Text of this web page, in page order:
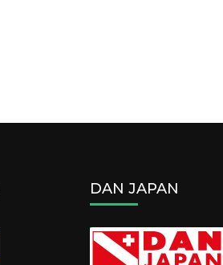
DAN JAPAN